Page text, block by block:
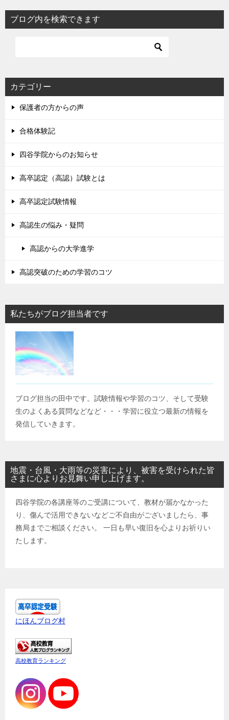
ブログ内を検索できます
カテゴリー
保護者の方からの声
合格体験記
四谷学院からのお知らせ
高卒認定（高認）試験とは
高卒認定試験情報
高認生の悩み・疑問
高認からの大学進学
高認突破のための学習のコツ
私たちがブログ担当者です
ブログ担当の田中です。試験情報や学習のコツ、そして受験
生のよくある質問などなど・・・学習に役立つ最新の情報を
発信していきます。
地震・台風・大雨等の災害により、被害を受けられた皆
さまに心よりお見舞い申し上げます。
四谷学院の各講座等のご受講について、教材が届かなかった
り、傷んで活用できないなどご不自由がございましたら、事
務局までご相談ください。 一日も早い復旧を心よりお祈りい
たします。
にほんブログ村
高校教育ランキング